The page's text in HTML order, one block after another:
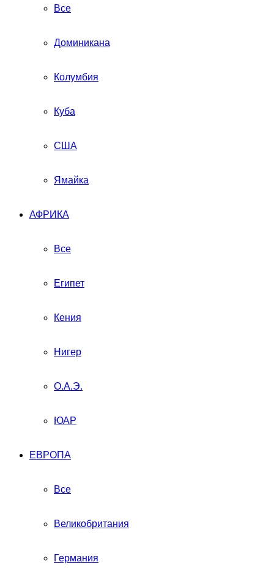
Все
Доминикана
Колумбия
Куба
США
Ямайка
АФРИКА
Все
Египет
Кения
Нигер
О.А.Э.
ЮАР
ЕВРОПА
Все
Великобритания
Германия